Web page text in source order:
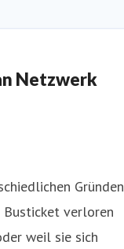
Netzwerk
Gründen
Busticket verloren
weil sie sich